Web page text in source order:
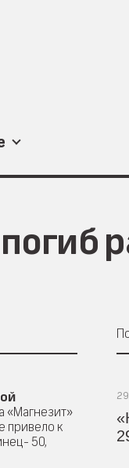
«Магнезит»
привело к
50,